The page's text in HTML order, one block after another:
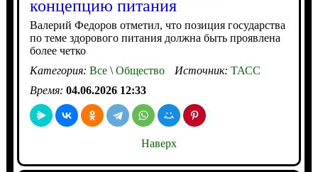
концепцию питания
Валерий Федоров отметил, что позиция государства
по теме здорового питания должна быть проявлена
более четко
Категория: Все\Общество Источник: ТАСС
Время: 04.06.2026 12:33
Наверх